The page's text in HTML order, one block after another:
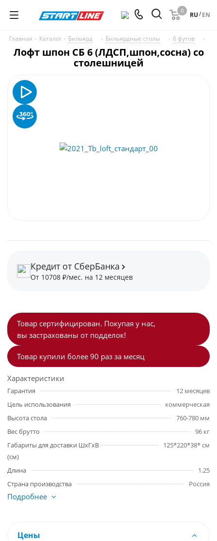
0
RU/EN
Главная - Каталог - Бильярд - Бильярдные столы - 6 футов -
Лофт шпон СБ 6 (ЛДСП,шпон,сосна) со
столешницей
Товар сертифицирован. Покупая у нас,
вы застрахованы от подделок!
Товар купили более 90 раз за месяц
Характеристики
Гарантия
12 месяцев
Цель использования
коммерческая
Высота стола
760-780 мм
Вес брутто
96 кг
Габариты для доставки ШхГхВ
(см)
125*220*38* см
Длина
1.25
Страна производства
Россия
Подробнее
Кредит от СберБанка
От 10708 ₽/мес. на 12 месяцев
Цены